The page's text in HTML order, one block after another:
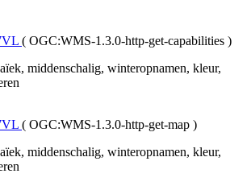
( OGC:WMS-1.3.0-http-get-capabilities )
middenschalig, winteropnamen, kleur,
( OGC:WMS-1.3.0-http-get-map )
middenschalig, winteropnamen, kleur,